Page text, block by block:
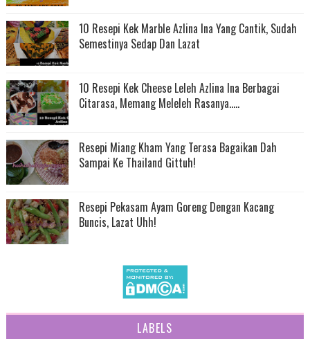
10 Resepi Kek Marble Azlina Ina Yang Cantik, Sudah
Semestinya Sedap Dan Lazat
10 Resepi Kek Cheese Leleh Azlina Ina Berbagai
Citarasa, Memang Meleleh Rasanya.....
Resepi Miang Kham Yang Terasa Bagaikan Dah
Sampai Ke Thailand Gittuh!
Resepi Pekasam Ayam Goreng Dengan Kacang
Buncis, Lazat Uhh!
LABELS